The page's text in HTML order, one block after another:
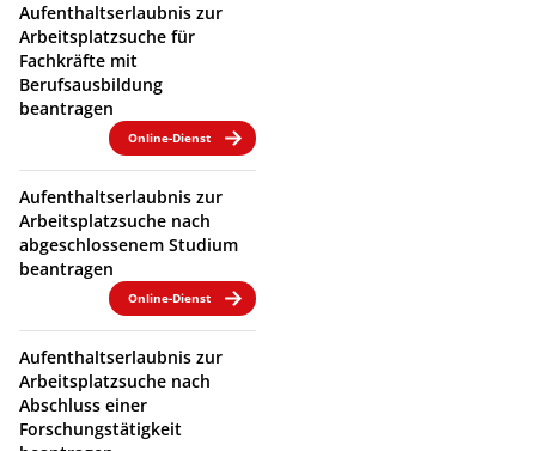
Aufenthaltserlaubnis zur
Arbeitsplatzsuche für
Fachkräfte mit
Berufsausbildung
beantragen
Online-Dienst
Aufenthaltserlaubnis zur
Arbeitsplatzsuche nach
abgeschlossenem Studium
beantragen
Online-Dienst
Aufenthaltserlaubnis zur
Arbeitsplatzsuche nach
Abschluss einer
Forschungstätigkeit